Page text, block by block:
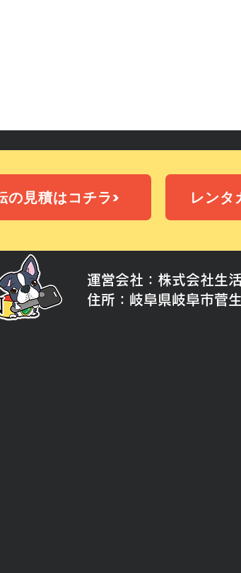
の見積はコチラ> レンタ
運営会社：株式会社生
住所：岐阜県岐阜市菅